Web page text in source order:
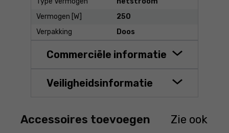
Vermogen [W]
250
Verpakking
Doos
Commerciële informatie
Veiligheidsinformatie
Accessoires toevoegen Zie ook